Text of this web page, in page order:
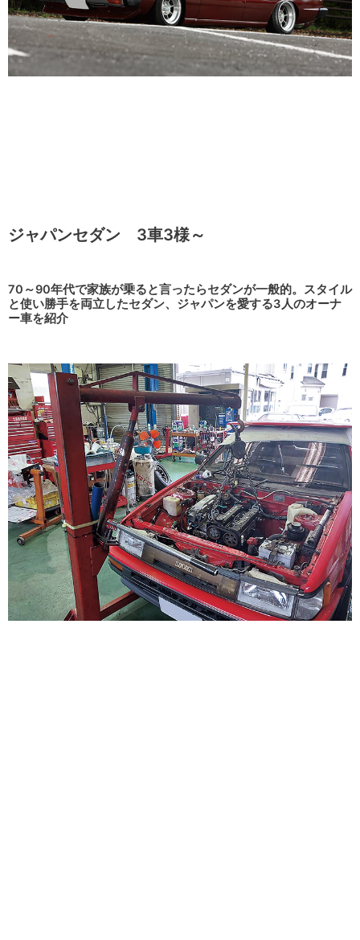
ジャパンセダン 3車3様～
70～90年代で家族が乗ると言ったらセダンが一般的。スタイル
と使い勝手を両立したセダン、ジャパンを愛する3人のオーナ
ー車を紹介